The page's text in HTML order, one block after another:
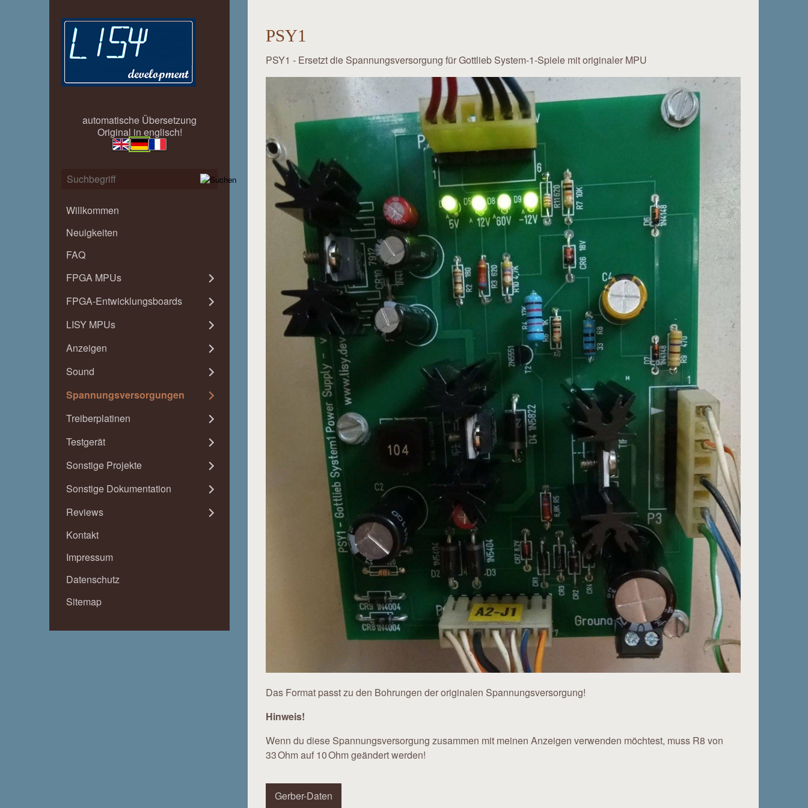
automatische Übersetzung
Original in englisch!
Willkommen
Neuigkeiten
FAQ
FPGA MPUs
FPGA-Entwicklungsboards
LISY MPUs
Anzeigen
Sound
Spannungsversorgungen
Treiberplatinen
Testgerät
Sonstige Projekte
Sonstige Dokumentation
Reviews
Kontakt
Impressum
Datenschutz
Sitemap
PSY1
PSY1 - Ersetzt die Spannungsversorgung für Gottlieb System-1-Spiele mit originaler MPU
Das Format passt zu den Bohrungen der originalen Spannungsversorgung!
Hinweis!
Wenn du diese Spannungsversorgung zusammen mit meinen Anzeigen verwenden möchtest, muss R8 von
33 Ohm auf 10 Ohm geändert werden!
Gerber-Daten